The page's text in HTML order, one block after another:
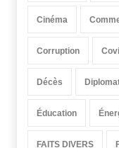
Cinéma
Corruption
Décès
Éducation
FAITS DIVERS